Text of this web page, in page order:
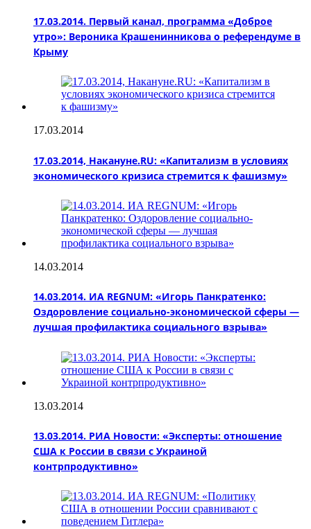
17.03.2014. Первый канал, программа «Доброе
утро»: Вероника Крашенинникова о референдуме в
Крыму
17.03.2014
17.03.2014, Накануне.RU: «Капитализм в условиях
экономического кризиса стремится к фашизму»
14.03.2014
14.03.2014. ИА REGNUM: «Игорь Панкратенко:
Оздоровление социально-экономической сферы —
лучшая профилактика социального взрыва»
13.03.2014
13.03.2014. РИА Новости: «Эксперты: отношение
США к России в связи с Украиной
контрпродуктивно»